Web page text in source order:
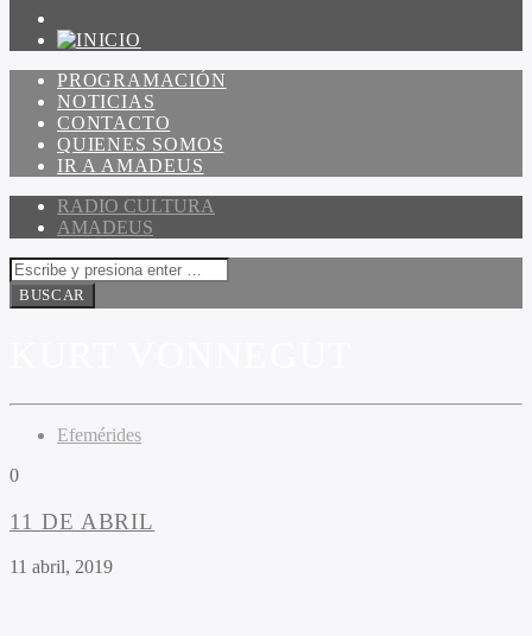
PROGRAMACIÓN
NOTICIAS
CONTACTO
QUIENES SOMOS
IR A AMADEUS
RADIO CULTURA
AMADEUS
Efemérides
0
11 DE ABRIL
11 abril, 2019